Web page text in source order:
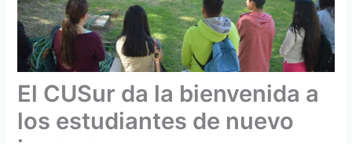
El CUSur da la bienvenida a
los estudiantes de nuevo